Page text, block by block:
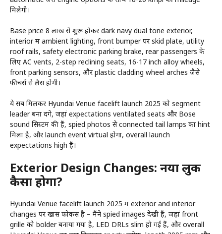
मिलेगी।
Base price 8 लाख से शुरू होकर dark navy dual tone exterior,
interior में ambient lighting, front bumper पर skid plate, utility
roof rails, safety electronic parking brake, rear passengers के
लिए AC vents, 2-step reclining seats, 16-17 inch alloy wheels,
front parking sensors, और plastic cladding wheel arches जैसे
फीचर्स से लैस होगी।
ये सब मिलकर Hyundai Venue facelift launch 2025 को segment
leader बना देंगे, जहां expectations ventilated seats और Bose
sound सिस्टम की हैं, spied photos से connected tail lamps का hint
मिला है, और launch event virtual होगा, overall launch
expectations high हैं।
Exterior Design Changes: नया लुक
कैसा होगा?
Hyundai Venue facelift launch 2025 में exterior and interior
changes पर खास फोकस है – मैंने spied images देखी हैं, जहां front
grille को bolder बनाया गया है, LED DRLs slim हो गई हैं, और overall